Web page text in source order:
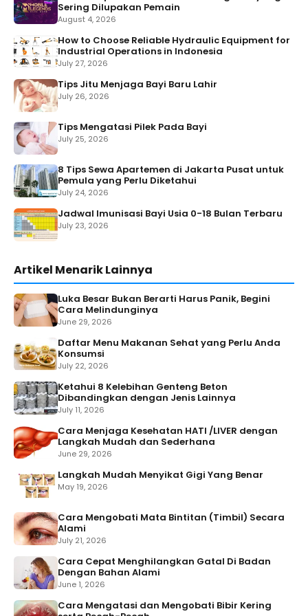
Sering Dilupakan Pemain
August 4, 2026
How to Choose Reliable Hydraulic Equipment for
Industrial Operations in Indonesia
July 27, 2026
Tips Jitu Menjaga Bayi Baru Lahir
July 26, 2026
Tips Mengatasi Pilek Pada Bayi
July 25, 2026
8 Tips Sewa Apartemen di Jakarta Pusat untuk
Pemula yang Perlu Diketahui
July 24, 2026
Jadwal Imunisasi Bayi Usia 0-18 Bulan Terbaru
July 23, 2026
Artikel Menarik Lainnya
Luka Besar Bukan Berarti Harus Panik, Begini
Cara Melindunginya
June 29, 2026
Daftar Menu Makanan Sehat yang Perlu Anda
Konsumsi
July 22, 2026
Ketahui 8 Kelebihan Genteng Beton
Dibandingkan dengan Jenis Lainnya
July 11, 2026
Cara Menjaga Kesehatan HATI /LIVER dengan
Langkah Mudah dan Sederhana
June 29, 2026
Langkah Mudah Menyikat Gigi Yang Benar
May 19, 2026
Cara Mengobati Mata Bintitan (Timbil) Secara
Alami
July 21, 2026
Cara Cepat Menghilangkan Gatal Di Badan
Dengan Bahan Alami
June 1, 2026
Cara Mengatasi dan Mengobati Bibir Kering